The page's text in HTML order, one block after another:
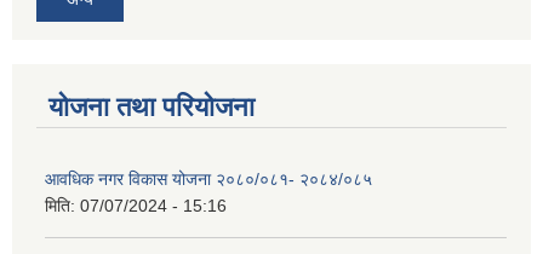
योजना तथा परियोजना
आवधिक नगर विकास योजना २०८०/०८१- २०८४/०८५
मिति: 07/07/2024 - 15:16